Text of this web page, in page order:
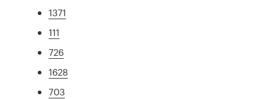
1371
111
726
1628
703